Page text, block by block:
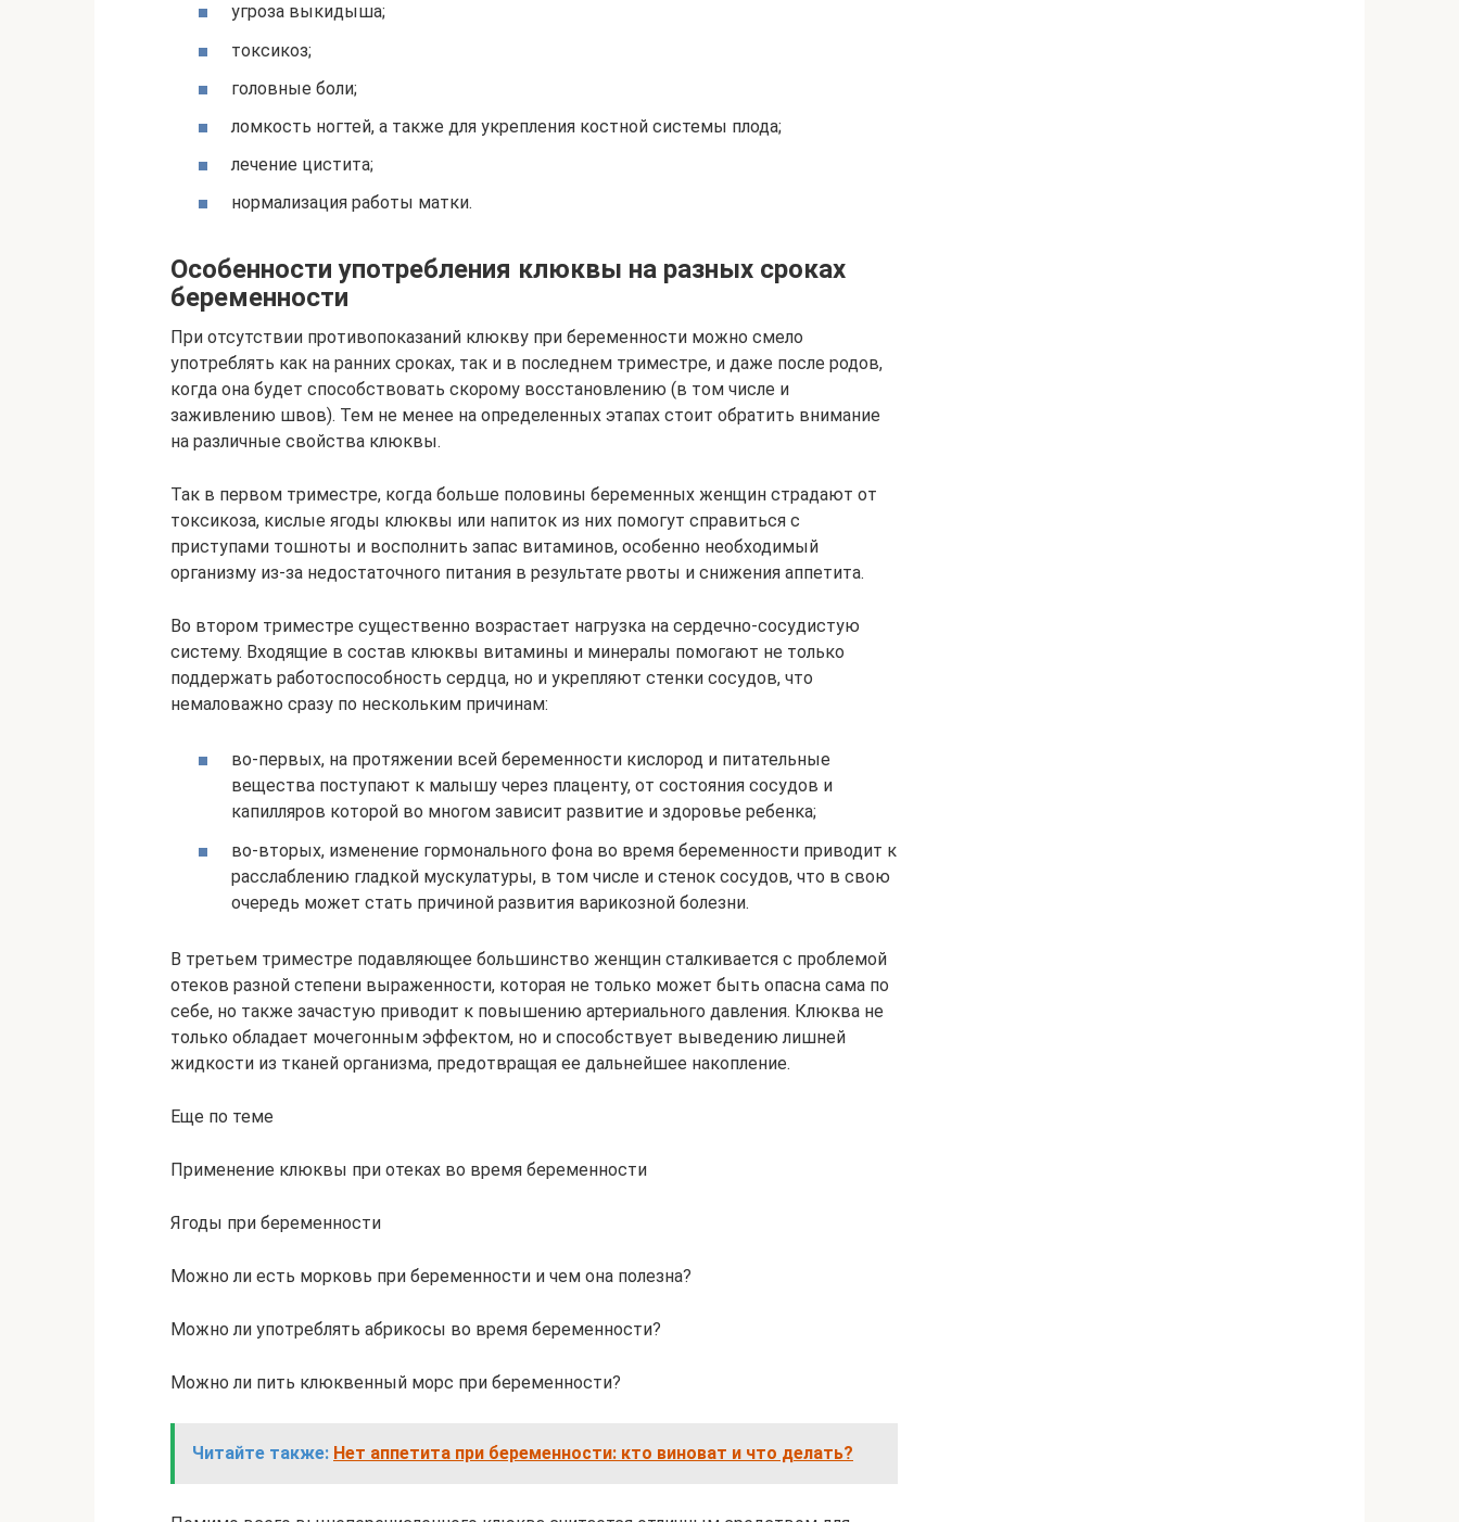
угроза выкидыша;
токсикоз;
головные боли;
ломкость ногтей, а также для укрепления костной системы плода;
лечение цистита;
нормализация работы матки.
Особенности употребления клюквы на разных сроках
беременности
При отсутствии противопоказаний клюкву при беременности можно смело
употреблять как на ранних сроках, так и в последнем триместре, и даже после родов,
когда она будет способствовать скорому восстановлению (в том числе и
заживлению швов). Тем не менее на определенных этапах стоит обратить внимание
на различные свойства клюквы.
Так в первом триместре, когда больше половины беременных женщин страдают от
токсикоза, кислые ягоды клюквы или напиток из них помогут справиться с
приступами тошноты и восполнить запас витаминов, особенно необходимый
организму из-за недостаточного питания в результате рвоты и снижения аппетита.
Во втором триместре существенно возрастает нагрузка на сердечно-сосудистую
систему. Входящие в состав клюквы витамины и минералы помогают не только
поддержать работоспособность сердца, но и укрепляют стенки сосудов, что
немаловажно сразу по нескольким причинам:
во-первых, на протяжении всей беременности кислород и питательные
вещества поступают к малышу через плаценту, от состояния сосудов и
капилляров которой во многом зависит развитие и здоровье ребенка;
во-вторых, изменение гормонального фона во время беременности приводит к
расслаблению гладкой мускулатуры, в том числе и стенок сосудов, что в свою
очередь может стать причиной развития варикозной болезни.
В третьем триместре подавляющее большинство женщин сталкивается с проблемой
отеков разной степени выраженности, которая не только может быть опасна сама по
себе, но также зачастую приводит к повышению артериального давления. Клюква не
только обладает мочегонным эффектом, но и способствует выведению лишней
жидкости из тканей организма, предотвращая ее дальнейшее накопление.
Еще по теме
Применение клюквы при отеках во время беременности
Ягоды при беременности
Можно ли есть морковь при беременности и чем она полезна?
Можно ли употреблять абрикосы во время беременности?
Можно ли пить клюквенный морс при беременности?
Читайте также: Нет аппетита при беременности: кто виноват и что делать?